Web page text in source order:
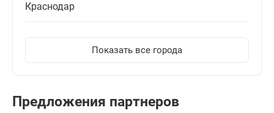
Краснодар
Показать все города
Предложения партнеров